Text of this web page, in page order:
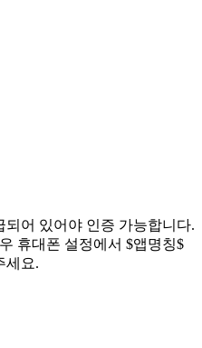
되어 있어야 인증 가능합니다.
휴대폰 설정에서 $앱명칭$
세요.